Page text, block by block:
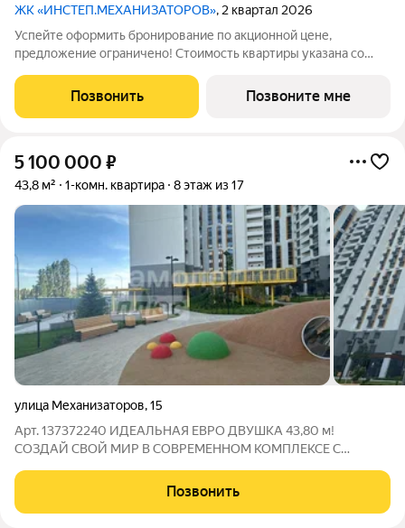
ЖК «ИНСТЕП.МЕХАНИЗАТОРОВ», 2 квартал 2026
Успейте оформить бронирование по акционной цене,
предложение ограничено! Стоимость квартиры указана со
менеджеры вам все расскажут. Продается 2-комн. квартира с
предчистовой отделкой в ЖК
Позвонить Позвоните мне
5 100 000 ₽
43,8 м² 1-комн. квартира 8 этаж из 17
улица Механизаторов,15
Арт. 137372240 ИДЕАЛЬНАЯ ЕВРО ДВУШКА 43,80 м!
СОЗДАЙ СВОЙ МИР В СОВРЕМЕННОМ КОМПЛЕКСЕ С
удобстве, где каждая деталь продумана для вас и вашей
семьи? Представляем к продаже уникальную квартиру общей
Позвонить